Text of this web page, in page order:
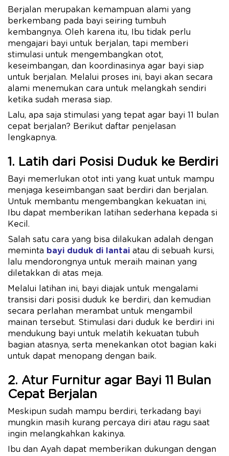
Berjalan merupakan kemampuan alami yang
berkembang pada bayi seiring tumbuh
kembangnya. Oleh karena itu, Ibu tidak perlu
mengajari bayi untuk berjalan, tapi memberi
stimulasi untuk mengembangkan otot,
keseimbangan, dan koordinasinya agar bayi siap
untuk berjalan. Melalui proses ini, bayi akan secara
alami menemukan cara untuk melangkah sendiri
ketika sudah merasa siap.
Lalu, apa saja stimulasi yang tepat agar bayi 11 bulan
cepat berjalan? Berikut daftar penjelasan
lengkapnya.
1. Latih dari Posisi Duduk ke Berdiri
Bayi memerlukan otot inti yang kuat untuk mampu
menjaga keseimbangan saat berdiri dan berjalan.
Untuk membantu mengembangkan kekuatan ini,
Ibu dapat memberikan latihan sederhana kepada si
Kecil.
Salah satu cara yang bisa dilakukan adalah dengan
meminta bayi duduk di lantai atau di sebuah kursi,
lalu mendorongnya untuk meraih mainan yang
diletakkan di atas meja.
Melalui latihan ini, bayi diajak untuk mengalami
transisi dari posisi duduk ke berdiri, dan kemudian
secara perlahan merambat untuk mengambil
mainan tersebut. Stimulasi dari duduk ke berdiri ini
mendukung bayi untuk melatih kekuatan tubuh
bagian atasnya, serta menekankan otot bagian kaki
untuk dapat menopang dengan baik.
2. Atur Furnitur agar Bayi 11 Bulan
Cepat Berjalan
Meskipun sudah mampu berdiri, terkadang bayi
mungkin masih kurang percaya diri atau ragu saat
ingin melangkahkan kakinya.
Ibu dan Ayah dapat memberikan dukungan dengan